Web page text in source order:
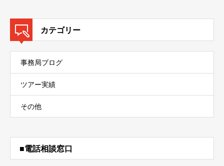
カテゴリー
事務局ブログ
ツアー実績
その他
■電話相談窓口